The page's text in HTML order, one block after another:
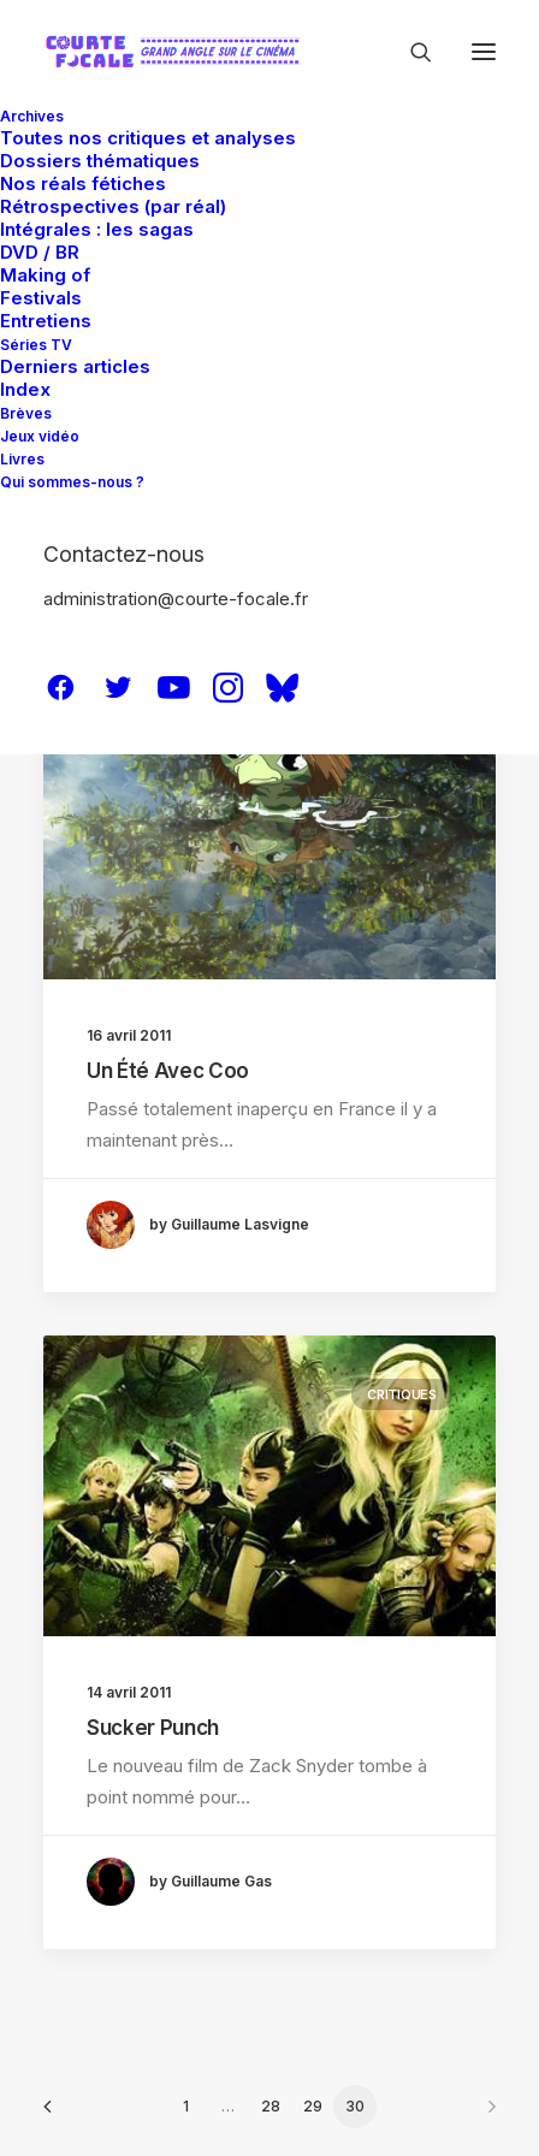
Archives
Toutes nos critiques et analyses
Dossiers thématiques
Nos réals fétiches
Rétrospectives (par réal)
Intégrales : les sagas
DVD / BR
Making of
Festivals
Entretiens
Séries TV
Derniers articles
Index
Brèves
Jeux vidéo
Livres
Qui sommes-nous ?
Contactez-nous
administration@courte-focale.fr
16 avril 2011
Un Été Avec Coo
Passé totalement inaperçu en France il y a
maintenant près…
by Guillaume Lasvigne
CRITIQUES
14 avril 2011
Sucker Punch
Le nouveau film de Zack Snyder tombe à
point nommé pour…
by Guillaume Gas
1 … 28 29 30